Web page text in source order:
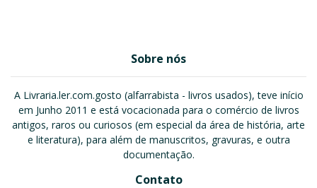
Sobre nós
A Livraria.ler.com.gosto (alfarrabista - livros usados), teve início
em Junho 2011 e está vocacionada para o comércio de livros
antigos, raros ou curiosos (em especial da área de história, arte
e literatura), para além de manuscritos, gravuras, e outra
documentação.
Contato